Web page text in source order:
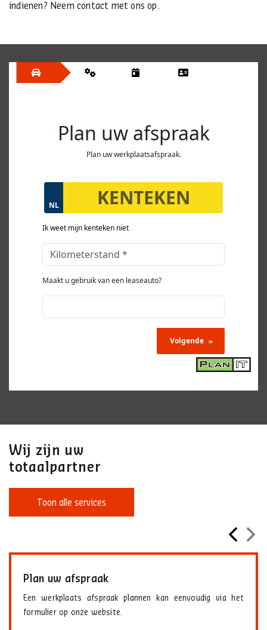
indienen? Neem contact met ons op.
Wij zijn uw
totaalpartner
Toon alle services
Plan uw afspraak
Een werkplaats afspraak plannen kan eenvoudig via het
formulier op onze website.